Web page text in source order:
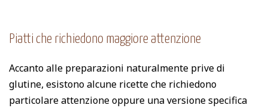
Piatti che richiedono maggiore attenzione
Accanto alle preparazioni naturalmente prive di
glutine, esistono alcune ricette che richiedono
particolare attenzione oppure una versione specifica